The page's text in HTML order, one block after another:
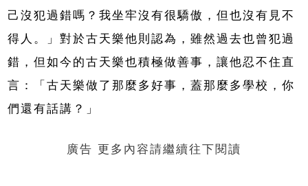
己沒犯過錯嗎？我坐牢沒有很驕傲，但也沒有見不
得人。」對於古天樂他則認為，雖然過去也曾犯過
錯，但如今的古天樂也積極做善事，讓他忍不住直
言：「古天樂做了那麼多好事，蓋那麼多學校，你
們還有話講？」
廣告 更多內容請繼續往下閱讀